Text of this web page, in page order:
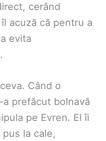
cerând
acuză că pentru a
evita
Când o
prefăcut bolnavă
pe Evren. El îi
la cale,